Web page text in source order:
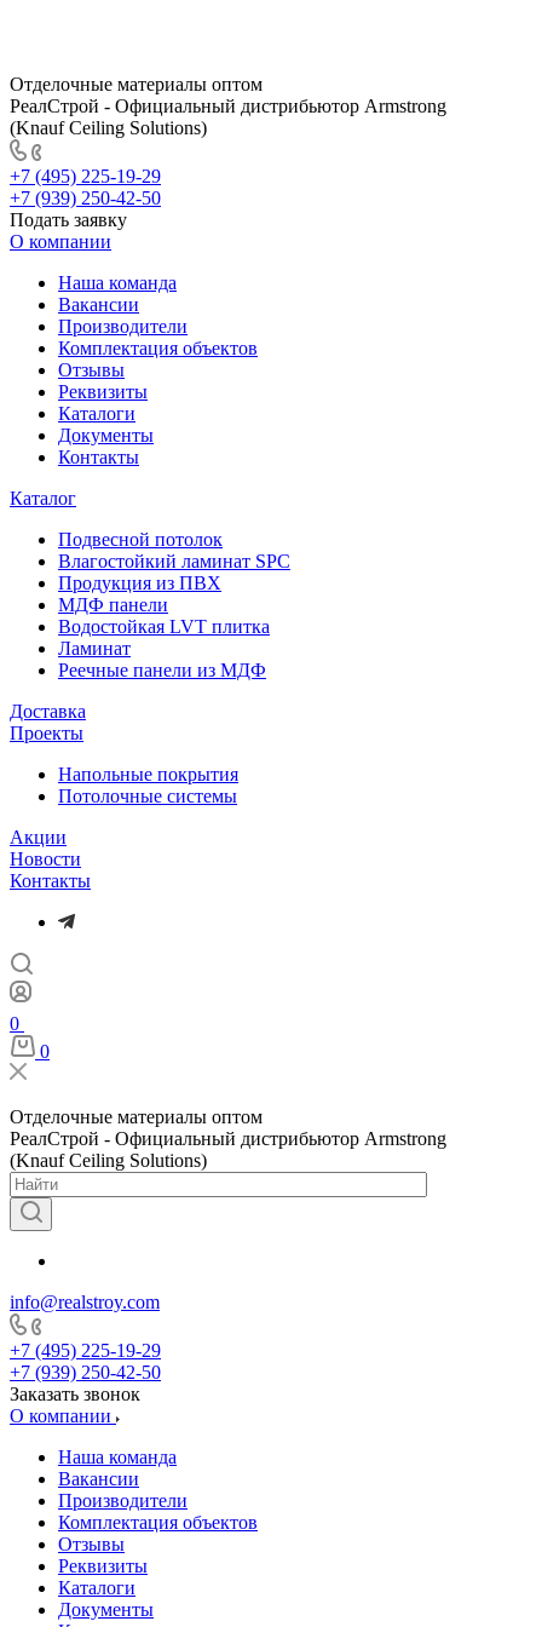
Отделочные материалы оптом
РеалСтрой - Официальный дистрибьютор Armstrong
(Knauf Ceiling Solutions)
+7 (495) 225-19-29
+7 (939) 250-42-50
Подать заявку
О компании
Наша команда
Вакансии
Производители
Комплектация объектов
Отзывы
Реквизиты
Каталоги
Документы
Контакты
Каталог
Подвесной потолок
Влагостойкий ламинат SPC
Продукция из ПВХ
МДФ панели
Водостойкая LVT плитка
Ламинат
Реечные панели из МДФ
Доставка
Проекты
Напольные покрытия
Потолочные системы
Акции
Новости
Контакты
0
0
Отделочные материалы оптом
РеалСтрой - Официальный дистрибьютор Armstrong
(Knauf Ceiling Solutions)
info@realstroy.com
+7 (495) 225-19-29
+7 (939) 250-42-50
Заказать звонок
О компании
Наша команда
Вакансии
Производители
Комплектация объектов
Отзывы
Реквизиты
Каталоги
Документы